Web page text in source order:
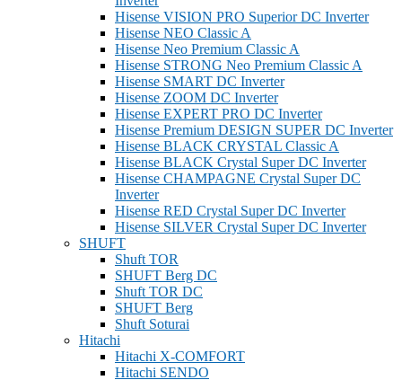
Hisense VISION PRO Superior DC Inverter
Hisense NEO Classic A
Hisense Neo Premium Classic A
Hisense STRONG Neo Premium Classic A
Hisense SMART DC Inverter
Hisense ZOOM DC Inverter
Hisense EXPERT PRO DC Inverter
Hisense Premium DESIGN SUPER DC Inverter
Hisense BLACK CRYSTAL Classic A
Hisense BLACK Crystal Super DC Inverter
Hisense CHAMPAGNE Crystal Super DC
Inverter
Hisense RED Crystal Super DC Inverter
Hisense SILVER Crystal Super DC Inverter
SHUFT
Shuft TOR
SHUFT Berg DC
Shuft TOR DC
SHUFT Berg
Shuft Soturai
Hitachi
Hitachi X-COMFORT
Hitachi SENDO